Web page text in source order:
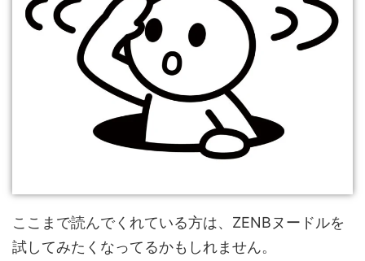
ここまで読んでくれている方は、ZENBヌードルを
試してみたくなってるかもしれません。